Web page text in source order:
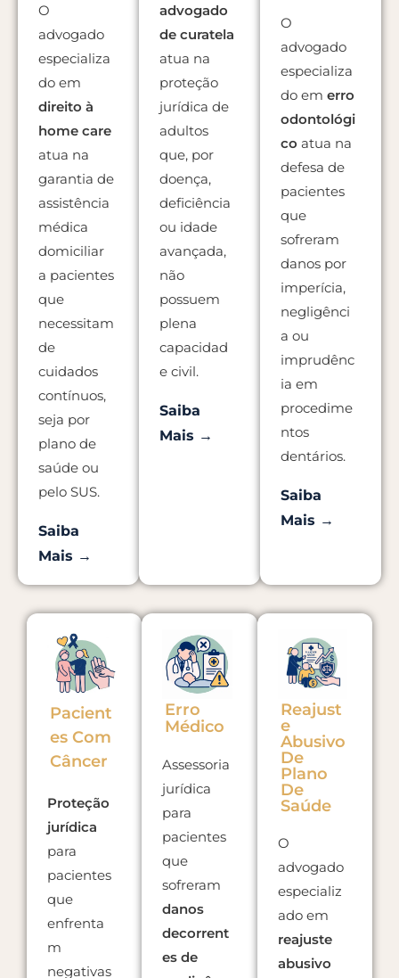
O
advogado
especializa
do em
direito à
home care
atua na
garantia de
assistência
médica
domiciliar
a pacientes
que
necessitam
de
cuidados
contínuos,
seja por
plano de
saúde ou
pelo SUS.
Saiba
Mais →
advogado
de curatela
atua na
proteção
jurídica de
adultos
que, por
doença,
deficiência
ou idade
avançada,
não
possuem
plena
capacidad
e civil.
Saiba
Mais →
O
advogado
especializa
do em erro
odontológi
co atua na
defesa de
pacientes
que
sofreram
danos por
imperícia,
negligênci
a ou
imprudênc
ia em
procedime
ntos
dentários.
Saiba
Mais →
Pacient
Es Com
Câncer
Proteção
jurídica
para
pacientes
que
enfrenta
m
negativas
Erro
Médico
Assessoria
jurídica
para
pacientes
que
sofreram
danos
decorrent
es de
Reajust
E
Abusivo
De
Plano
De
Saúde
O
advogado
especializ
ado em
reajuste
abusivo